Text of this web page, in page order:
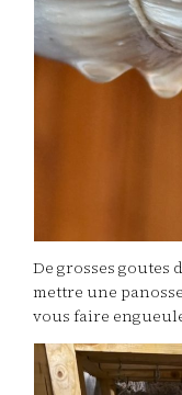
De grosses goutes
mettre une
vous faire